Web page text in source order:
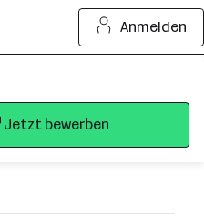
Anmelden
Jetzt bewerben